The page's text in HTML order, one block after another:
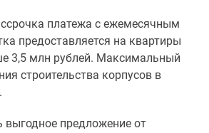
платежа с ежемесячным
предоставляется на квартиры
3,5 млн рублей. Максимальный
строительства корпусов в
выгодное предложение от